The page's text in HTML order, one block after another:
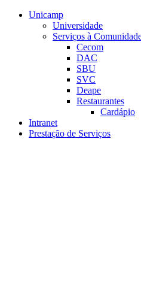
Conteúdo principal
Unicamp
Universidade
Serviços à
Cecom
DAC
SBU
SVC
Deape
Restaurantes
Cardápio
Intranet
Prestação de Serviços